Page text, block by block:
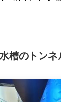
水槽のトンネ